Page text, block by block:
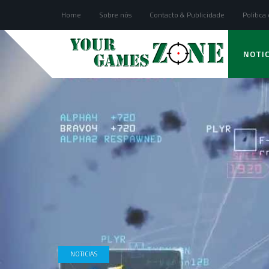
Home Sobre nós Contacto & Publicidade Politica
NOTICIAS